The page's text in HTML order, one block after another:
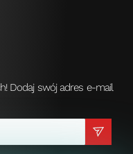
Dodaj swój adres e-mail